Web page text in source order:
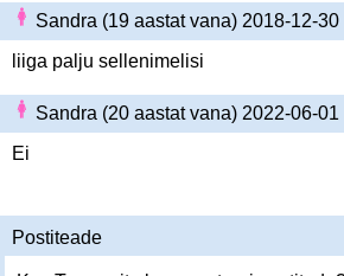
Sandra (19 aastat vana) 2018-12-30
liiga palju sellenimelisi
Sandra (20 aastat vana) 2022-06-01
Ei
Postiteade